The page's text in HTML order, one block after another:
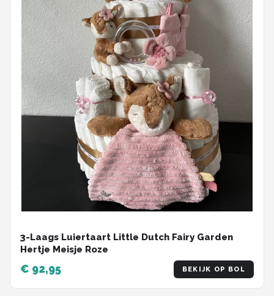
3-Laags Luiertaart Little Dutch Fairy Garden
Hertje Meisje Roze
€ 92,95 BEKIJK OP BOL